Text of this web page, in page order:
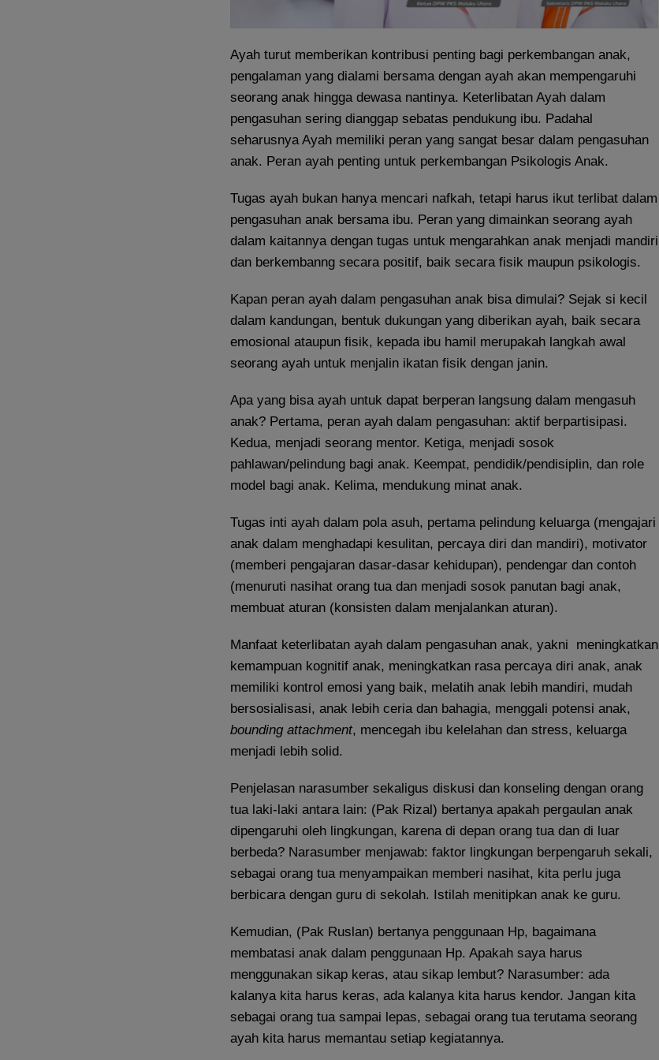
Ayah turut memberikan kontribusi penting bagi perkembangan anak,
pengalaman yang dialami bersama dengan ayah akan mempengaruhi
seorang anak hingga dewasa nantinya. Keterlibatan Ayah dalam
pengasuhan sering dianggap sebatas pendukung ibu. Padahal
seharusnya Ayah memiliki peran yang sangat besar dalam pengasuhan
anak. Peran ayah penting untuk perkembangan Psikologis Anak.
Tugas ayah bukan hanya mencari nafkah, tetapi harus ikut terlibat dalam
pengasuhan anak bersama ibu. Peran yang dimainkan seorang ayah
dalam kaitannya dengan tugas untuk mengarahkan anak menjadi mandiri
dan berkembanng secara positif, baik secara fisik maupun psikologis.
Kapan peran ayah dalam pengasuhan anak bisa dimulai? Sejak si kecil
dalam kandungan, bentuk dukungan yang diberikan ayah, baik secara
emosional ataupun fisik, kepada ibu hamil merupakah langkah awal
seorang ayah untuk menjalin ikatan fisik dengan janin.
Apa yang bisa ayah untuk dapat berperan langsung dalam mengasuh
anak? Pertama, peran ayah dalam pengasuhan: aktif berpartisipasi.
Kedua, menjadi seorang mentor. Ketiga, menjadi sosok
pahlawan/pelindung bagi anak. Keempat, pendidik/pendisiplin, dan role
model bagi anak. Kelima, mendukung minat anak.
Tugas inti ayah dalam pola asuh, pertama pelindung keluarga (mengajari
anak dalam menghadapi kesulitan, percaya diri dan mandiri), motivator
(memberi pengajaran dasar-dasar kehidupan), pendengar dan contoh
(menuruti nasihat orang tua dan menjadi sosok panutan bagi anak,
membuat aturan (konsisten dalam menjalankan aturan).
Manfaat keterlibatan ayah dalam pengasuhan anak, yakni meningkatkan
kemampuan kognitif anak, meningkatkan rasa percaya diri anak, anak
memiliki kontrol emosi yang baik, melatih anak lebih mandiri, mudah
bersosialisasi, anak lebih ceria dan bahagia, menggali potensi anak,
bounding attachment, mencegah ibu kelelahan dan stress, keluarga
menjadi lebih solid.
Penjelasan narasumber sekaligus diskusi dan konseling dengan orang
tua laki-laki antara lain: (Pak Rizal) bertanya apakah pergaulan anak
dipengaruhi oleh lingkungan, karena di depan orang tua dan di luar
berbeda? Narasumber menjawab: faktor lingkungan berpengaruh sekali,
sebagai orang tua menyampaikan memberi nasihat, kita perlu juga
berbicara dengan guru di sekolah. Istilah menitipkan anak ke guru.
Kemudian, (Pak Ruslan) bertanya penggunaan Hp, bagaimana
membatasi anak dalam penggunaan Hp. Apakah saya harus
menggunakan sikap keras, atau sikap lembut? Narasumber: ada
kalanya kita harus keras, ada kalanya kita harus kendor. Jangan kita
sebagai orang tua sampai lepas, sebagai orang tua terutama seorang
ayah kita harus memantau setiap kegiatannya.